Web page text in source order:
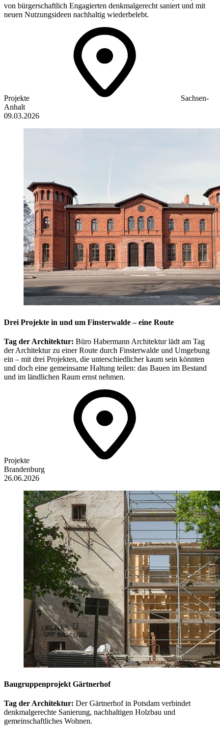
von bürgerschaftlich Engagierten denkmalgerecht saniert und mit
neuen Nutzungsideen nachhaltig wiederbelebt.
Projekte
Sachsen-
Anhalt
09.03.2026
Drei Projekte in und um Finsterwalde – eine Route
Tag der Architektur: Büro Habermann Architektur lädt am Tag
der Architektur zu einer Route durch Finsterwalde und Umgebung
ein – mit drei Projekten, die unterschiedlicher kaum sein könnten
und doch eine gemeinsame Haltung teilen: das Bauen im Bestand
und im ländlichen Raum ernst nehmen.
Projekte
Brandenburg
26.06.2026
Baugruppenprojekt Gärtnerhof
Tag der Architektur: Der Gärtnerhof in Potsdam verbindet
denkmalgerechte Sanierung, nachhaltigen Holzbau und
gemeinschaftliches Wohnen.